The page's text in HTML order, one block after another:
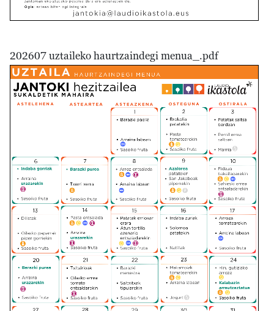
202607 uztaileko haurtzaindegi menua_.pdf